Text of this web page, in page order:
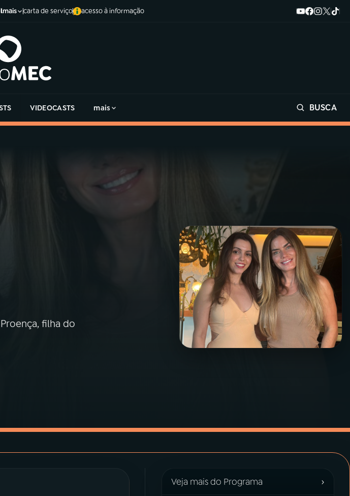
mais carta de serviço acesso à informação
VIDEOCASTS mais BUSCA
filha do
Veja mais do Programa ›